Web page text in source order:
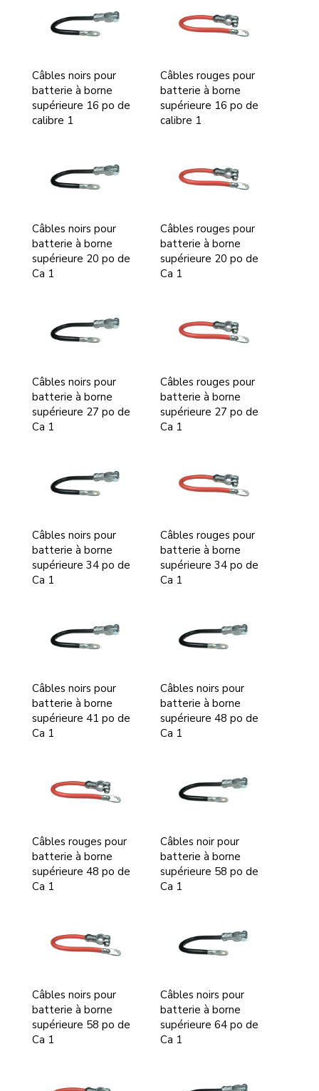
Câbles noirs pour
batterie à borne
supérieure 16 po de
calibre 1
Câbles rouges pour
batterie à borne
supérieure 16 po de
calibre 1
Câbles noirs pour
batterie à borne
supérieure 20 po de
Ca 1
Câbles rouges pour
batterie à borne
supérieure 20 po de
Ca 1
Câbles noirs pour
batterie à borne
supérieure 27 po de
Ca 1
Câbles rouges pour
batterie à borne
supérieure 27 po de
Ca 1
Câbles noirs pour
batterie à borne
supérieure 34 po de
Ca 1
Câbles rouges pour
batterie à borne
supérieure 34 po de
Ca 1
Câbles noirs pour
batterie à borne
supérieure 41 po de
Ca 1
Câbles noirs pour
batterie à borne
supérieure 48 po de
Ca 1
Câbles rouges pour
batterie à borne
supérieure 48 po de
Ca 1
Câbles noir pour
batterie à borne
supérieure 58 po de
Ca 1
Câbles noirs pour
batterie à borne
supérieure 58 po de
Ca 1
Câbles noirs pour
batterie à borne
supérieure 64 po de
Ca 1